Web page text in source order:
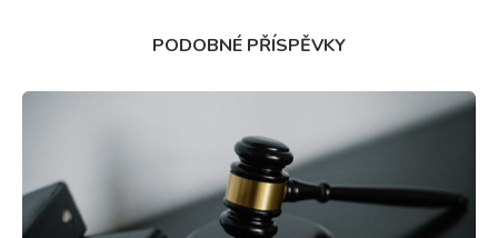
PODOBNÉ PŘÍSPĚVKY